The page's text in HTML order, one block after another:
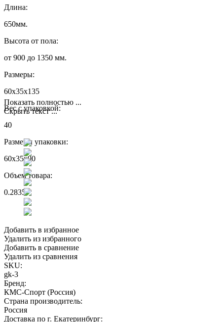
Длина:
650мм.
Высота от пола:
от 900 до 1350 мм.
Размеры:
60x35x135
Вес с упаковкой:
40
Размеры упаковки:
60x35x90
Объем товара:
0.2835
Показать полностью ...
Скрыть текст ...
Добавить в избранное
Удалить из избранного
Добавить в сравнение
Удалить из сравнения
SKU:
gk-3
Бренд:
КМС-Спорт (Россия)
Страна производитель:
Россия
Доставка по г. Екатеринбург: